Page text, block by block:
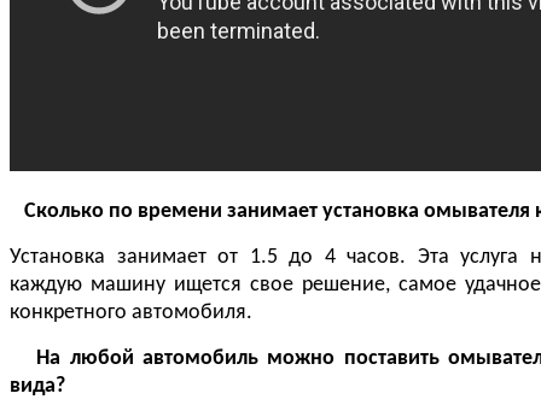
Сколько по времени занимает установка омывателя
Установка занимает от 1.5 до 4 часов. Эта услуга
каждую машину ищется свое решение, самое
конкретного автомобиля.
На любой автомобиль можно поставить
вида?